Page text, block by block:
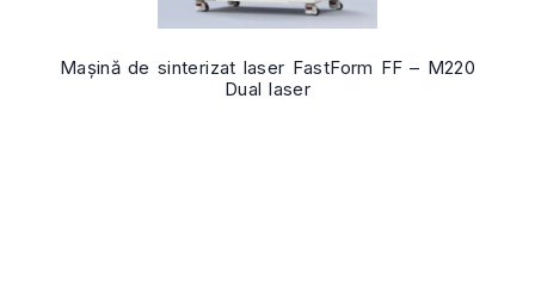
Mașină de sinterizat laser FastForm FF – M220
Dual laser